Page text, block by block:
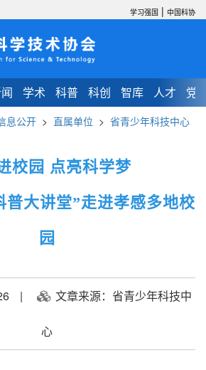
学术 科普 科创 智库 人才 党
学习强国 | 中国科协
息公开 > 直属单位 > 省青少年科技中心
校园 点亮科学梦
普大讲堂”走进孝感多地校
园
| 文章来源：省青少年科技中
心